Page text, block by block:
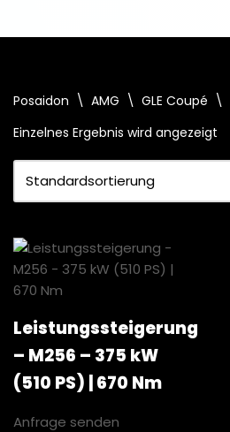
Posaidon \ AMG \ GLE Coupé \
Einzelnes Ergebnis wird angezeigt
Leistungssteigerung
– M256 – 375 kW
(510 PS) | 670 Nm
Anfrage senden